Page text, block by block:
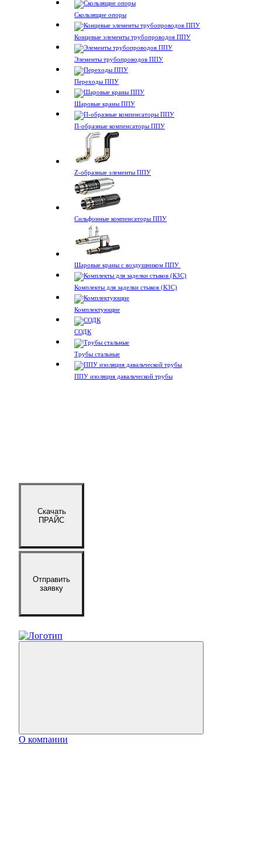
Скользящие опоры
Концевые элементы трубопроводов ППУ
Элементы трубопроводов ППУ
Переходы ППУ
Шаровые краны ППУ
П-образные компенсаторы ППУ
Z-образные элементы ППУ
Сильфонные компенсаторы ППУ
Шаровые краны с воздушником ППУ
Комплекты для заделки стыков (КЗС)
Комплектующие
СОДК
Трубы стальные
ППУ изоляция давальческой трубы
Скачать
ПРАЙС
Отправить
заявку
О компании